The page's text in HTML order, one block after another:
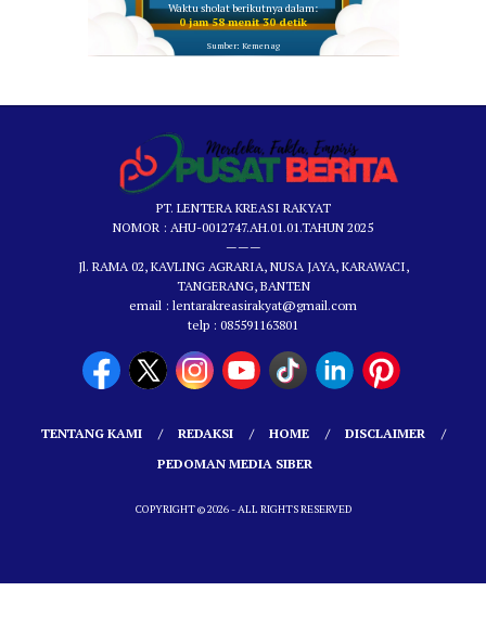
Waktu sholat berikutnya dalam:
0 jam 58 menit 29 detik
Sumber: Kemenag
PT. LENTERA KREASI RAKYAT
NOMOR : AHU-0012747.AH.01.01.TAHUN 2025
———
Jl. RAMA 02, KAVLING AGRARIA, NUSA JAYA, KARAWACI,
TANGERANG, BANTEN
email : lentarakreasirakyat@gmail.com
telp : 085591163801
TENTANG KAMI REDAKSI HOME
DISCLAIMER
PEDOMAN MEDIA SIBER
COPYRIGHT © 2026 - ALL RIGHTS RESERVED